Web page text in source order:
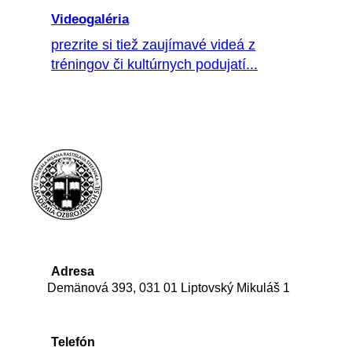
Videogaléria
prezrite si tiež zaujímavé videá z
tréningov či kultúrnych podujatí...
Adresa
Demänová 393, 031 01 Liptovský Mikuláš 1
Telefón